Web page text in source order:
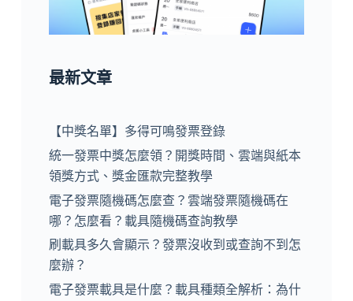
最新文章
【中獎名單】多得可鳴發票登錄
統一發票中獎怎麼領？開獎時間、雲端與紙本
領獎方式、獎金匯款完整教學
電子發票隨機碼怎麼查？雲端發票隨機碼在
哪？怎麼看？載具隨機碼查詢教學
刷載具多久會顯示？發票沒收到或查詢不到怎
麼辦？
電子發票載具是什麼？載具種類全解析：為什